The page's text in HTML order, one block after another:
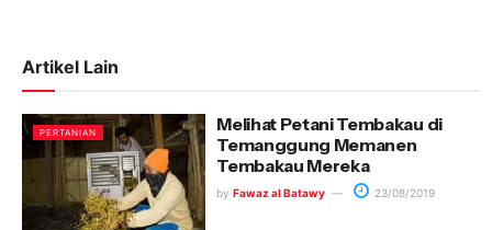
Artikel Lain
PERTANIAN
Melihat Petani Tembakau di
Temanggung Memanen
Tembakau Mereka
by Fawaz al Batawy 23/08/2019